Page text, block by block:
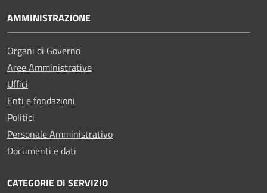
AMMINISTRAZIONE
Organi di Governo
Aree Amministrative
Uffici
Enti e fondazioni
Politici
Personale Amministrativo
Documenti e dati
CATEGORIE DI SERVIZIO